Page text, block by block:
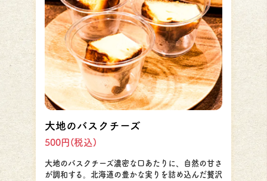
大地のバスクチーズ
500円(税込)
大地のバスクチーズ濃密な口あたりに、自然の甘さ
が調和する。北海道の豊かな実りを詰め込んだ贅沢